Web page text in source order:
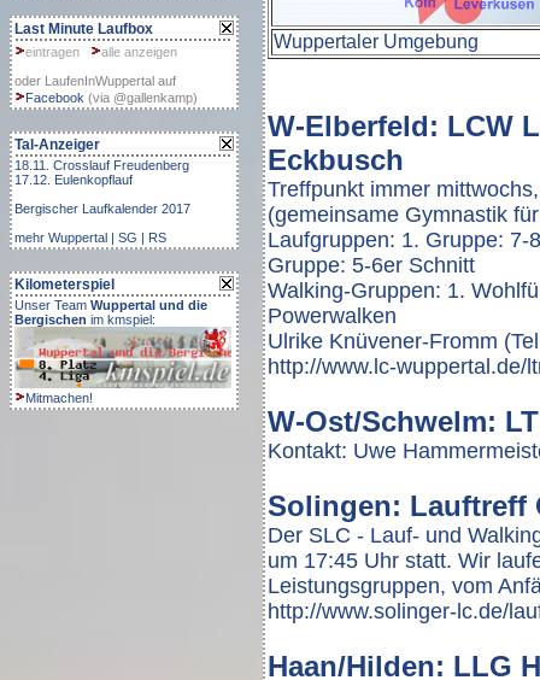
Last Minute Laufbox
eintragen
alle anzeigen
oder LaufenInWuppertal auf
Facebook (via @gallenkamp)
Tal-Anzeiger
18.11. Crosslauf Freudenberg
17.12. Eulenkopflauf
Bergischer Laufkalender 2017
mehr Wuppertal | SG | RS
Kilometerspiel
Unser Team Wuppertal und die
Bergischen im kmspiel:
Mitmachen!
Wuppertaler Umgebung
W-Elberfeld: LCW
Eckbusch
Treffpunkt immer
(gemeinsame Gymnastik
Laufgruppen: 1. Gruppe:
Gruppe: 5-6er Schnitt
Walking-Gruppen: 1.
Powerwalken
Ulrike Knüvener-Fromm
http://www.lc-wuppertal.de/
W-Ost/Schwelm:
Kontakt: Uwe
Solingen: Lauftreff
Der SLC - Lauf- und
um 17:45 Uhr statt. Wir
Leistungsgruppen, vom
http://www.solinger-lc.de/
Haan/Hilden: LLG